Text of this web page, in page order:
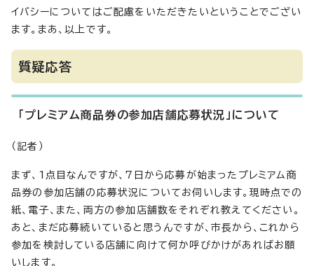
イバシーについてはご配慮をいただきたいということでござい
ます。まあ、以上です。
質疑応答
「プレミアム商品券の参加店舗応募状況」について
（記者）
まず、1点目なんですが、7日から応募が始まったプレミアム商
品券の参加店舗の応募状況についてお伺いします。現時点での
紙、電子、また、両方の参加店舗数をそれぞれ教えてください。
あと、まだ応募続いていると思うんですが、市長から、これから
参加を検討している店舗に向けて何か呼びかけがあればお願
いします。